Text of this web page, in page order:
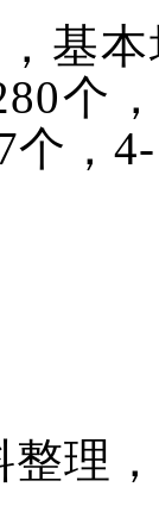
基
个
个，
理